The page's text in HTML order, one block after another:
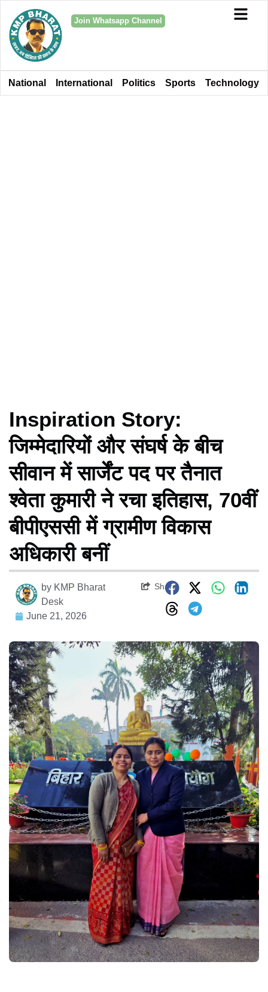
Join Whatsapp Channel
National International Politics Sports Technology
Inspiration Story:
जिम्मेदारियों और संघर्ष के बीच
सीवान में सार्जेंट पद पर तैनात
श्वेता कुमारी ने रचा इतिहास, 70वीं
बीपीएससी में ग्रामीण विकास
अधिकारी बनीं
by KMP Bharat
Desk
June 21, 2026
Share